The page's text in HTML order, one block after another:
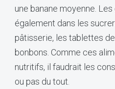
une banane moyenne.
également dans les
pâtisserie, les tablettes
bonbons. Comme ces
nutritifs, il faudrait les
ou pas du tout.